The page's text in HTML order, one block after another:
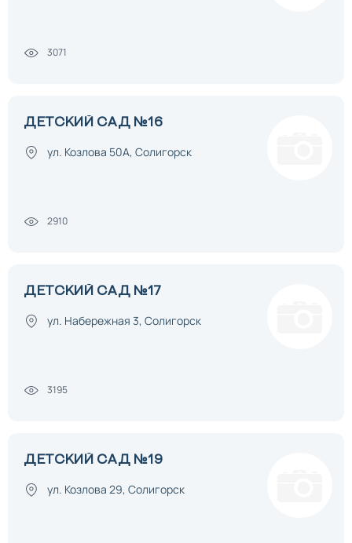
3071
ДЕТСКИЙ САД №16
ул. Козлова 50А, Солигорск
2910
ДЕТСКИЙ САД №17
ул. Набережная 3, Солигорск
3195
ДЕТСКИЙ САД №19
ул. Козлова 29, Солигорск